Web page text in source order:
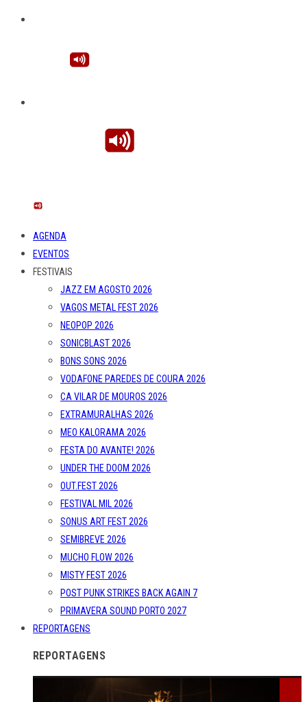
AGENDA
EVENTOS
FESTIVAIS
JAZZ EM AGOSTO 2026
VAGOS METAL FEST 2026
NEOPOP 2026
SONICBLAST 2026
BONS SONS 2026
VODAFONE PAREDES DE COURA 2026
CA VILAR DE MOUROS 2026
EXTRAMURALHAS 2026
MEO KALORAMA 2026
FESTA DO AVANTE! 2026
UNDER THE DOOM 2026
OUT.FEST 2026
FESTIVAL MIL 2026
SONUS ART FEST 2026
SEMIBREVE 2026
MUCHO FLOW 2026
MISTY FEST 2026
POST PUNK STRIKES BACK AGAIN 7
PRIMAVERA SOUND PORTO 2027
REPORTAGENS
REPORTAGENS